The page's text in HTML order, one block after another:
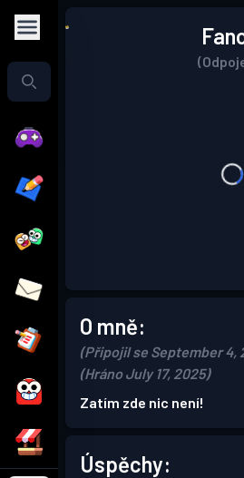
O mně:
(Připojil se September 4,
(Hráno July 17, 2025)
Zatím zde nic není!
Úspěchy: